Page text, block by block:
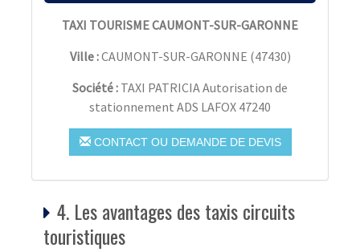
TAXI TOURISME CAUMONT-SUR-GARONNE
Ville :CAUMONT-SUR-GARONNE (47430)
Société : TAXI PATRICIA Autorisation de
stationnement ADS LAFOX 47240
CONTACT OU DEMANDE DE DEVIS
4. Les avantages des taxis circuits
touristiques